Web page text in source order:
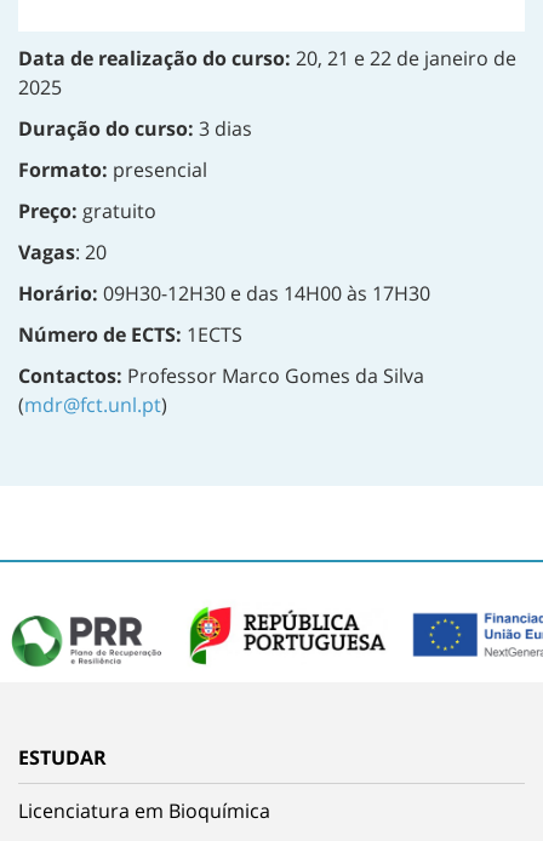
Data de realização do curso: 20, 21 e 22 de janeiro de
2025
Duração do curso: 3 dias
Formato: presencial
Preço: gratuito
Vagas: 20
Horário: 09H30-12H30 e das 14H00 às 17H30
Número de ECTS: 1ECTS
Contactos: Professor Marco Gomes da Silva
(mdr@fct.unl.pt)
ESTUDAR
Licenciatura em Bioquímica